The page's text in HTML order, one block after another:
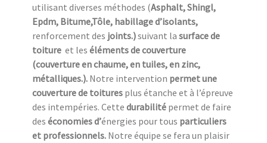
utilisant diverses méthodes (Asphalt, Shingl,
Epdm, Bitume,Tôle, habillage d’isolants,
renforcement des joints.)suivant la surface de
toiture et les éléments de couverture
(couverture en chaume, en tuiles, en zinc,
métalliques.). Notre intervention permet une
couverture de toitures plus étanche et à l’épreuve
des intempéries. Cette durabilité permet de faire
des économies d’énergies pour tous particuliers
et professionnels. Notre équipe se fera un plaisir